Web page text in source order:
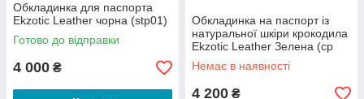
Обкладинка для паспорта
Ekzotic Leather чорна (stp01)
Готово до відправки
4 000 ₴
Обкладинка на паспорт із
натуральної шкіри крокодила
Ekzotic Leather Зелена (ср
03)
Немає в наявності
4 200 ₴